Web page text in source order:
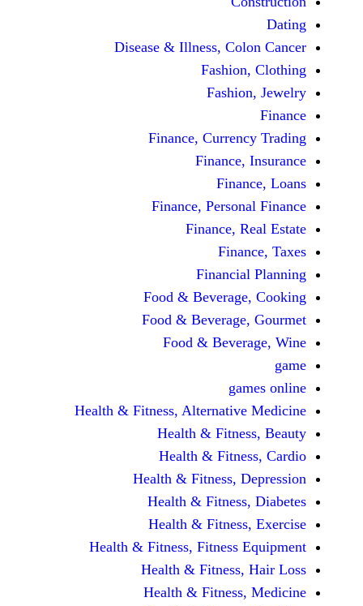
Disease & Illness,
Finance,
Finance,
Finance,
Food &
Food &
Food &
Health & Fitness,
Health &
Health &
Health & Fitness,
Health &
Health &
Health & Fitness, Fitness
Health &
Health &